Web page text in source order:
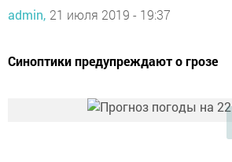
admin, 21 июля 2019 - 19:37
Синоптики предупреждают о грозе